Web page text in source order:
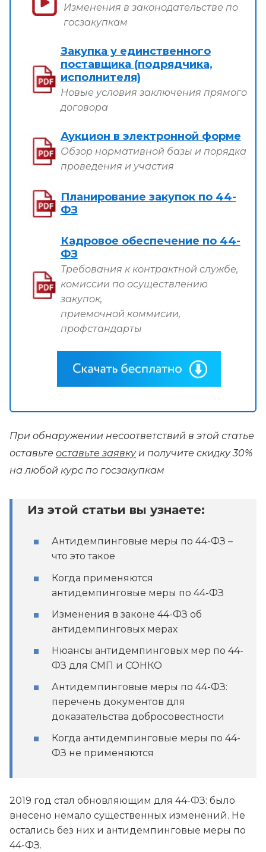
Изменения в законодательстве по
госзакупкам
Закупка у единственного
поставщика (подрядчика,
исполнителя)
Новые условия заключения прямого
договора
Аукцион в электронной форме
Обзор нормативной базы и порядка
проведения и участия
Планирование закупок по 44-
ФЗ
Кадровое обеспечение по 44-
ФЗ
Требования к контрактной службе,
комиссии по осуществлению
закупок,
приемочной коммисии,
профстандарты
При обнаружении несоответствий в этой статье
оставьте оставьте заявкуи получите скидку 30%
на любой курс по госзакупкам
Из этой статьи вы узнаете:
Антидемпинговые меры по 44-ФЗ –
что это такое
Когда применяются
антидемпинговые меры по 44-ФЗ
Изменения в законе 44-ФЗ об
антидемпинговых мерах
Нюансы антидемпинговых мер по 44-
ФЗ для СМП и СОНКО
Антидемпинговые меры по 44-ФЗ:
перечень документов для
доказательства добросовестности
Когда антидемпинговые меры по 44-
ФЗ не применяются
2019 год стал обновляющим для 44-ФЗ: было
внесено немало существенных изменений. Не
остались без них и антидемпинговые меры по
44-ФЗ.